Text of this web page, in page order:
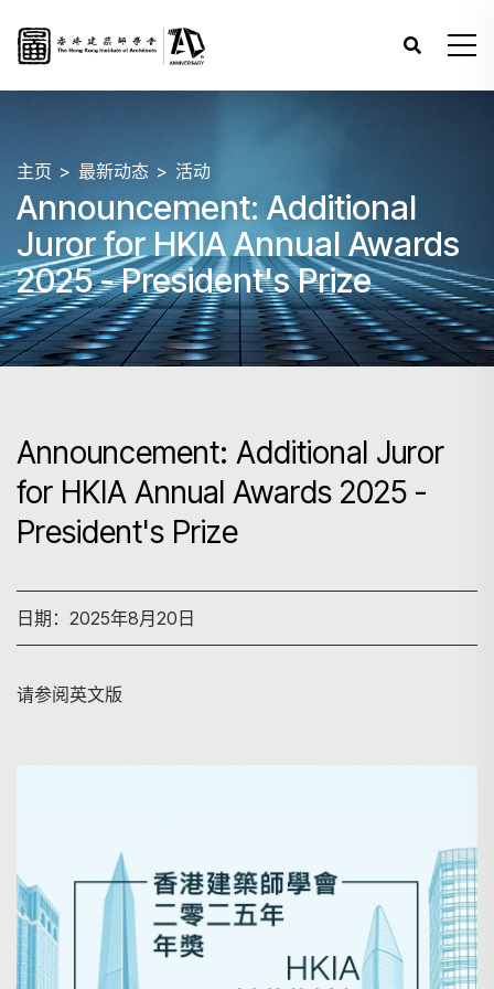
主页 最新动态 活动
Announcement: Additional
Juror for HKIA Annual Awards
2025 - President's Prize
Announcement: Additional Juror
for HKIA Annual Awards 2025 -
President's Prize
日期：2025年8月20日
请参阅英文版